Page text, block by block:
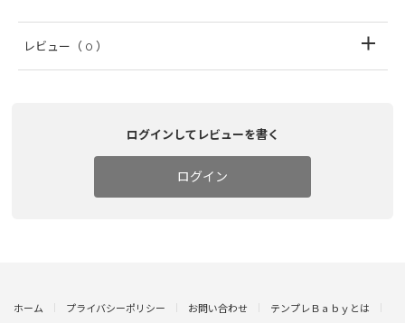
レビュー （ 0 ）
ログインしてレビューを書く
ログイン
ホーム プライバシーポリシー お問い合わせ テンプレＢａｂｙとは